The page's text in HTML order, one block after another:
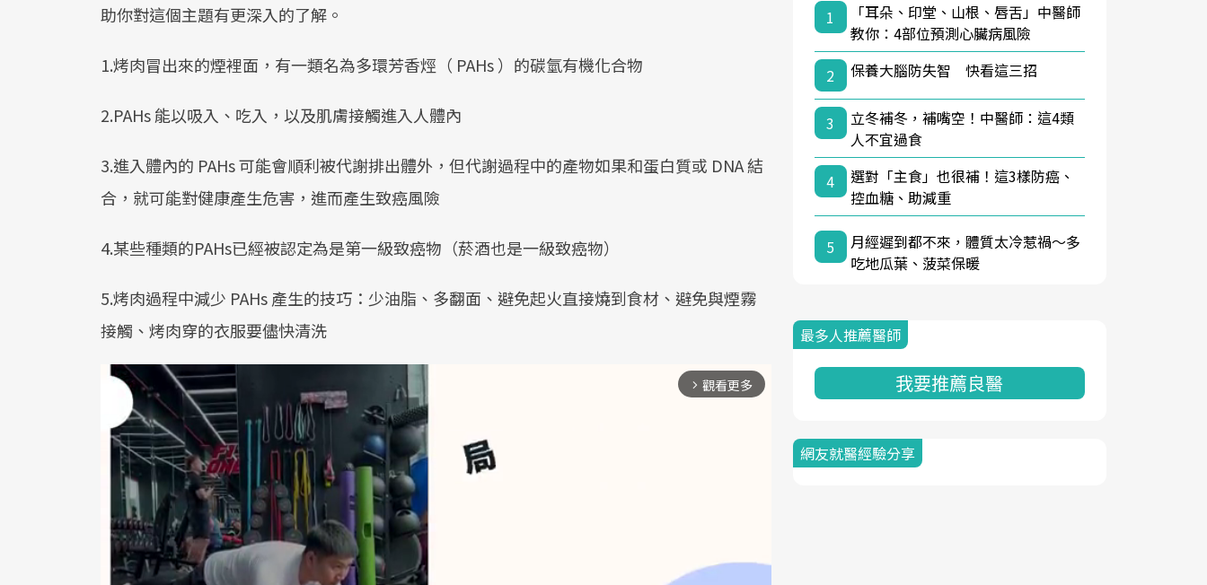
助你對這個主題有更深入的了解。
1.烤肉冒出來的煙裡面，有一類名為多環芳香烴（ PAHs ）的碳氫有機化合物
2.PAHs 能以吸入、吃入，以及肌膚接觸進入人體內
3.進入體內的 PAHs 可能會順利被代謝排出體外，但代謝過程中的產物如果和蛋白質或 DNA 結
合，就可能對健康產生危害，進而產生致癌風險
4.某些種類的PAHs已經被認定為是第一級致癌物（菸酒也是一級致癌物）
5.烤肉過程中減少 PAHs 產生的技巧：少油脂、多翻面、避免起火直接燒到食材、避免與煙霧
接觸、烤肉穿的衣服要儘快清洗
arrow_forward_ios 觀看更多
1
「耳朵、印堂、山根、唇舌」中醫師
教你：4部位預測心臟病風險
2
保養大腦防失智 快看這三招
3
立冬補冬，補嘴空！中醫師：這4類
人不宜過食
4
選對「主食」也很補！這3樣防癌、
控血糖、助減重
5
月經遲到都不來，體質太冷惹禍〜多
吃地瓜葉、菠菜保暖
最多人推薦醫師
我要推薦良醫
網友就醫經驗分享